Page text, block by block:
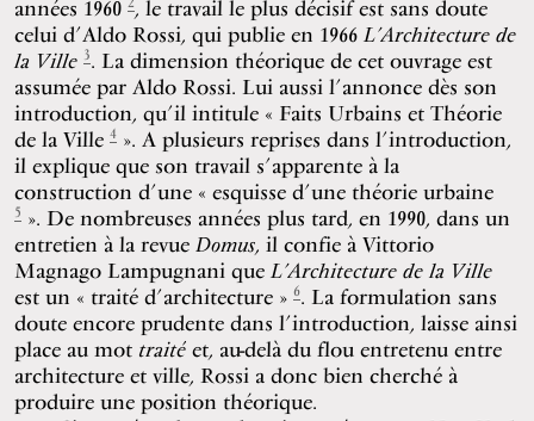
années 1960 , le travail le plus décisif est sans doute
celui d’Aldo Rossi, qui publie en 1966 L’Architecture de
la Ville 3. La dimension théorique de cet ouvrage est
assumée par Aldo Rossi. Lui aussi l’annonce dès son
introduction, qu’il intitule « Faits Urbains et Théorie
de la Ville 4». A plusieurs reprises dans l’introduction,
il explique que son travail s’apparente à la
construction d’une « esquisse d’une théorie urbaine
5». De nombreuses années plus tard, en 1990, dans un
entretien à la revue Domus, il confie à Vittorio
Magnago Lampugnani que L’Architecture de la Ville
est un « traité d’architecture » 6. La formulation sans
doute encore prudente dans l’introduction, laisse ainsi
place au mot traitéet, au-delà du flou entretenu entre
architecture et ville, Rossi a donc bien cherché à
produire une position théorique.